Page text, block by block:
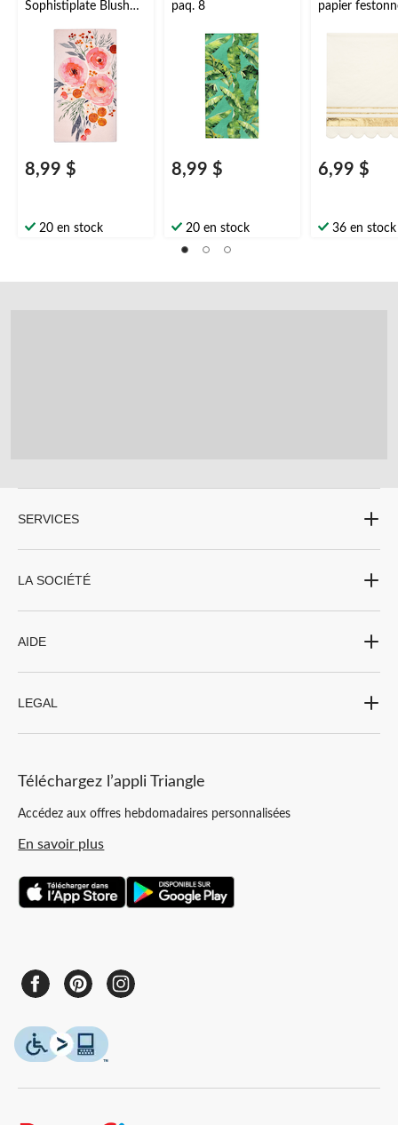
Sophistiplate Blush
8,99 $
20 en stock
paq. 8
8,99 $
20 en stock
papier
l'An
6,99 $
36 en stock
SERVICES
LA SOCIÉTÉ
AIDE
LEGAL
Téléchargez l’appli Triangle
Accédez aux offres hebdomadaires personnalisées
En savoir plus